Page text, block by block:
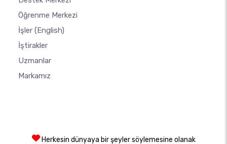
Öğrenme Merkezi
İşler (English)
İştirakler
Uzmanlar
Markamız
Herkesin dünyaya bir şeyler söylemesine olanak